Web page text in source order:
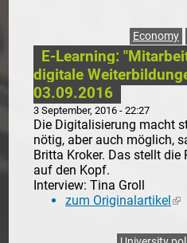
Economy
E-Learning:
digitale
03.09.2016
3 September, 2016 - 22:27
Die Digitalisierung macht
nötig, aber auch möglich,
Britta Kroker. Das stellt
auf den Kopf.
Interview: Tina Groll
zum Originalartikel